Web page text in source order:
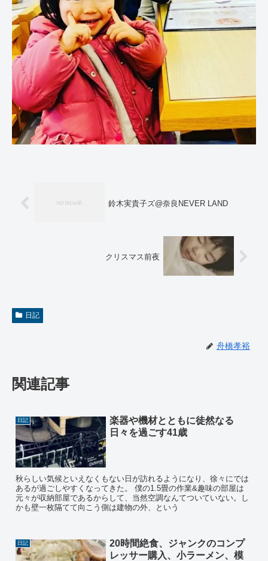
鈴木実貴子ズ@奈良NEVER LAND
クリスマス前夜
日記
舟橋孝裕
関連記事
日記
楽器や機材とともに徒然なる
日々を過ごす41歳
秋らしい気候といえなくもない日が訪れるようになり、徐々にでは
あるが過ごしやすくなってきた。 僕の1.5畳の作業&趣味の部屋は
元々が収納部屋であるからして、当然空調なんてついていない。し
かも壁一枚隔てて向こう側は建物の外、という
日記
20時間絶食、ジャンクのコンプ
レッサー購入、小ラーメン、模